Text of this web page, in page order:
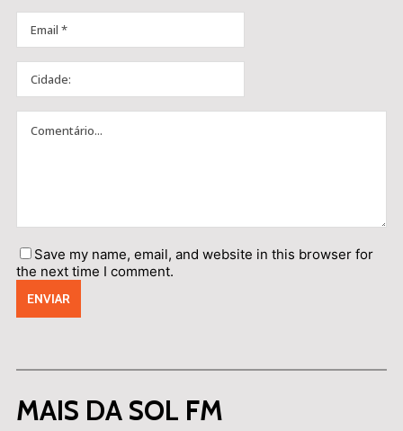
Save my name, email, and website in this browser for
the next time I comment.
MAIS DA SOL FM